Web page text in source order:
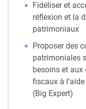
Fidéliser et
réflexion et la
patrimoniaux
Proposer des
patrimoniales
besoins et
fiscaux à
(Big Expert)